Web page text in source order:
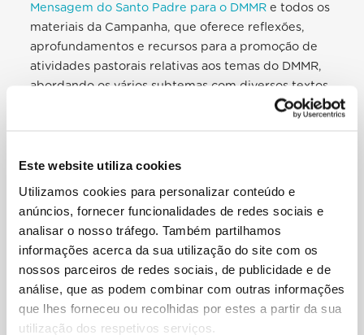
Este website utiliza cookies
Utilizamos cookies para personalizar conteúdo e
anúncios, fornecer funcionalidades de redes sociais e
analisar o nosso tráfego. Também partilhamos
informações acerca da sua utilização do site com os
nossos parceiros de redes sociais, de publicidade e de
análise, que as podem combinar com outras informações
que lhes forneceu ou recolhidas por estes a partir da sua
utilização dos respetivos serviços.
Mensagem do Santo Padre para o DMMR e todos os
materiais da Campanha, que oferece reflexões,
aprofundamentos e recursos para a promoção de
atividades pastorais relativas aos temas do DMMR,
abordando os vários subtemas com diversos textos